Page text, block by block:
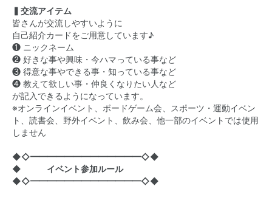
▍交流アイテム
皆さんが交流しやすいように
自己紹介カードをご用意しています♪
❶ ニックネーム
❷ 好きな事や興味・今ハマっている事など
❸ 得意な事やできる事・知っている事など
❹ 教えて欲しい事・仲良くなりたい人など
が記入できるようになっています。
※オンラインイベント、ボードゲーム会、スポーツ・運動イベン
ト、読書会、野外イベント、飲み会、他一部のイベントでは使用
しません
◆◇━━━━━━━━━━━━━◇◆
◆ イベント参加ルール
◆◇━━━━━━━━━━━━━◇◆